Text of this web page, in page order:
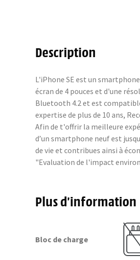
Description
L'iPhone SE est un
écran de 4 pouces et d'une
Bluetooth 4.2 et est
expertise de plus de 10 ans,
Afin de t'offrir la meilleure
d’un smartphone neuf est
de vie et contribues ainsi à
"Evaluation de l'impact
Plus d’information
Bloc de charge